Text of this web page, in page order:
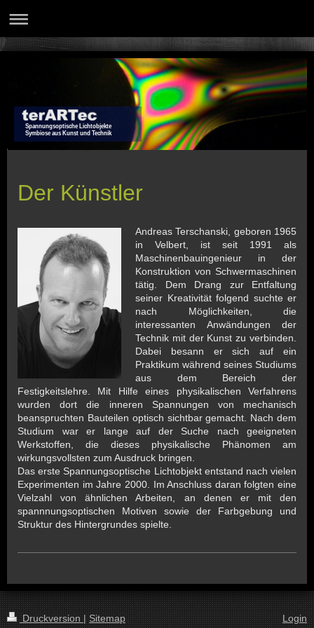
Spannungsoptische Lichtobjekte
Symbiose aus Kunst und Technik
Der Künstler
Andreas Terschanski, geboren 1965
in Velbert, ist seit 1991 als
Maschinenbauingenieur in der
Konstruktion von Schwermaschinen
tätig. Dem Drang zur Entfaltung
seiner Kreativität folgend suchte er
nach Möglichkeiten, die
interessanten Anwändungen der
Technik mit der Kunst zu verbinden.
Dabei besann er sich auf ein
Praktikum während seines Studiums
aus dem Bereich der
Festigkeitslehre. Mit Hilfe eines physikalischen Verfahrens
wurden dort die inneren Spannungen von mechanisch
beanspruchten Bauteilen optisch sichtbar gemacht. Nach dem
Studium war er lange auf der Suche nach geeigneten
Werkstoffen, die dieses physikalische Phänomen am
wirkungsvollsten zum Ausdruck bringen.
Das erste Spannungsoptische Lichtobjekt entstand nach vielen
Experimenten im Jahre 2000. Im Anschluss daran folgten eine
Vielzahl von ähnlichen Arbeiten, an denen er mit den
spannnungsoptischen Motiven sowie der Farbgebung und
Struktur des Hintergrundes spielte.
Druckversion| Sitemap
Login